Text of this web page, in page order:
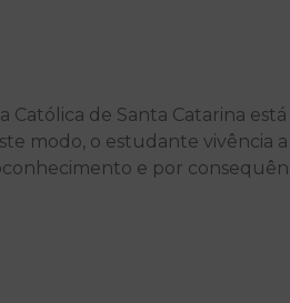
Católica de Santa Catarina
modo, o estudante vivência
e por